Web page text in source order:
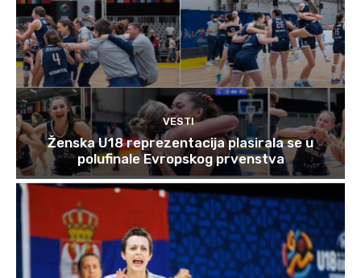
VESTI
Ženska U18 reprezentacija plasirala se u
polufinale Evropskog prvenstva